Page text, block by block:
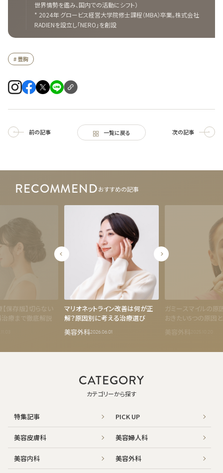
世界情勢を鑑み、国内での活動にシフト）
* 2024年 グロービス経営大学院修士課程（MBA）卒業。株式会社
RADIENを設立し「NERO」を創設
# 豊胸
前の記事 一覧に戻る 次の記事
RECOMMENDおすすめの記事
保存版】切らない
療まで徹底解説
マリオネットライン改善は何が正
解？原因別に考える治療選び
美容外科2026.06.01
ガミースマイルの原
おきたい5つの原因
美容外科
CATEGORY
カテゴリーから探す
特集記事 PICK UP
美容皮膚科 美容婦人科
美容内科 美容外科